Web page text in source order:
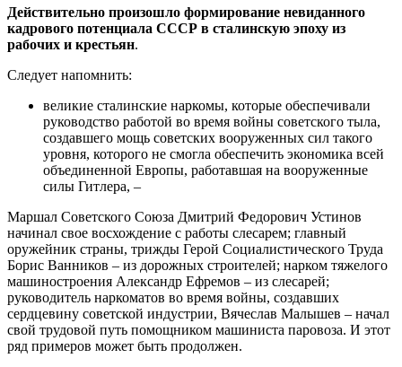
Действительно произошло формирование невиданного
кадрового потенциала СССР в сталинскую эпоху из
рабочих и крестьян.
Следует напомнить:
великие сталинские наркомы, которые обеспечивали
руководство работой во время войны советского тыла,
создавшего мощь советских вооруженных сил такого
уровня, которого не смогла обеспечить экономика всей
объединенной Европы, работавшая на вооруженные
силы Гитлера, –
Маршал Советского Союза Дмитрий Федорович Устинов
начинал свое восхождение с работы слесарем; главный
оружейник страны, трижды Герой Социалистического Труда
Борис Ванников – из дорожных строителей; нарком тяжелого
машиностроения Александр Ефремов – из слесарей;
руководитель наркоматов во время войны, создавших
сердцевину советской индустрии, Вячеслав Малышев – начал
свой трудовой путь помощником машиниста паровоза. И этот
ряд примеров может быть продолжен.